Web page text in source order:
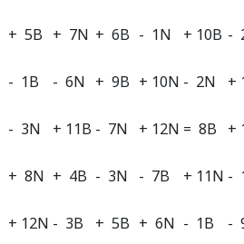
+ 5B + 7N + 6B - 1N + 10B -
- 1B - 6N + 9B + 10N - 2N +
- 3N + 11B - 7N + 12N = 8B +
+ 8N + 4B - 3N - 7B + 11N -
+ 12N - 3B + 5B + 6N - 1B -